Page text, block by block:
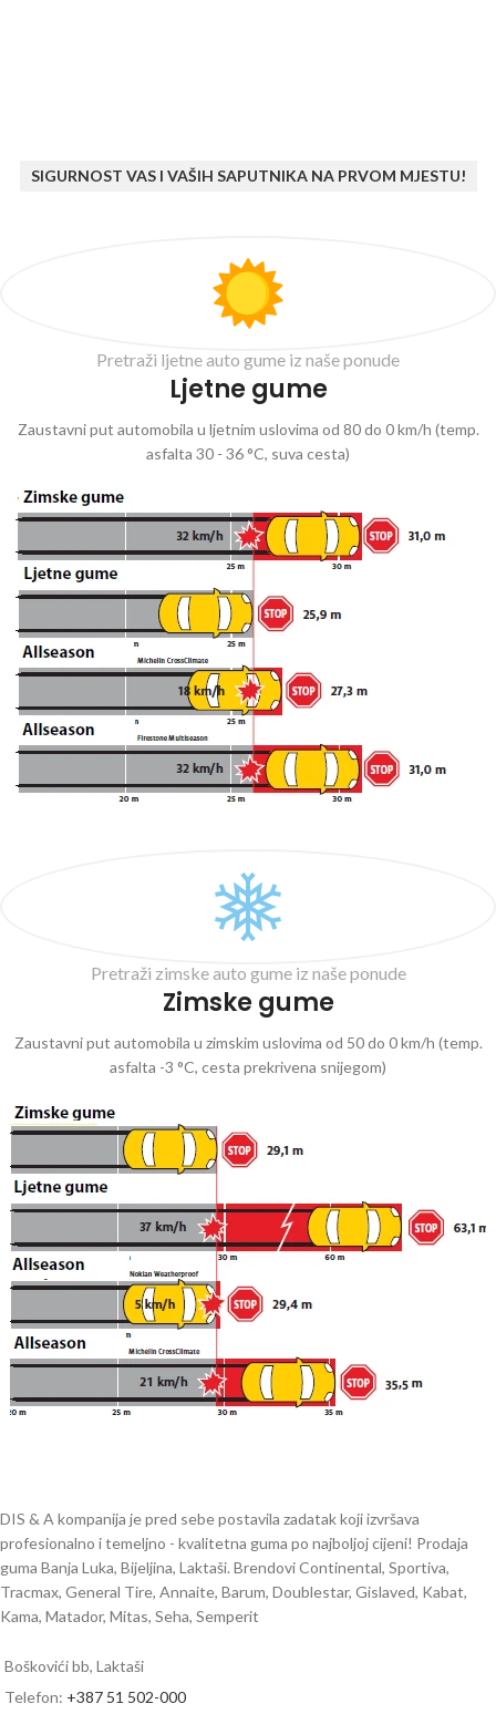
SIGURNOST VAS I VAŠIH SAPUTNIKA NA PRVOM MJESTU!
Pretraži ljetne auto gume iz naše ponude
Ljetne gume
Zaustavni put automobila u ljetnim uslovima od 80 do 0 km/h (temp.
asfalta 30 - 36 °C, suva cesta)
Pretraži zimske auto gume iz naše ponude
Zimske gume
Zaustavni put automobila u zimskim uslovima od 50 do 0 km/h (temp.
asfalta -3 °C, cesta prekrivena snijegom)
DIS & A kompanija je pred sebe postavila zadatak koji izvršava
profesionalno i temeljno - kvalitetna guma po najboljoj cijeni! Prodaja
guma Banja Luka, Bijeljina, Laktaši. Brendovi Continental, Sportiva,
Tracmax, General Tire, Annaite, Barum, Doublestar, Gislaved, Kabat,
Kama, Matador, Mitas, Seha, Semperit
Boškovići bb, Laktaši
Telefon: +387 51 502-000